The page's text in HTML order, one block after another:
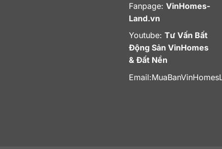
Fanpage: VinHomes-
Land.vn
Youtube: Tư Vấn Bất
Động Sản VinHomes
& Đất Nền
Email: